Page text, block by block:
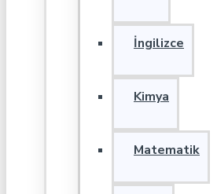
İngilizce
Kimya
Matematik